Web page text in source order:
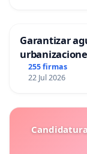
Garantizar
255 firmas
22 Jul 2026